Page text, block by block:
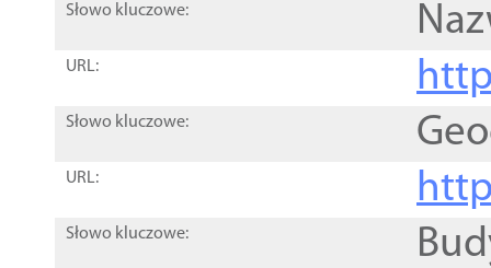
Słowo kluczowe:
URL:
Słowo kluczowe:
URL:
Słowo kluczowe: